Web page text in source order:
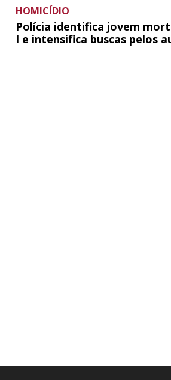
HOMICÍDIO
Polícia identifica jovem
I e intensifica buscas pelos